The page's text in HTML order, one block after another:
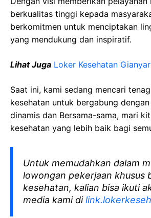
berkualitas tinggi kepada
berkomitmen untuk menciptakan
yang mendukung dan inspiratif.
Lihat Juga Loker Kesehatan Gianyar
Saat ini, kami sedang mencari
kesehatan untuk bergabung
dinamis dan Bersama-sama, mari
kesehatan yang lebih baik bagi
Untuk memudahkan dalam
lowongan pekerjaan khusus
kesehatan, kalian bisa ikuti
media kami di